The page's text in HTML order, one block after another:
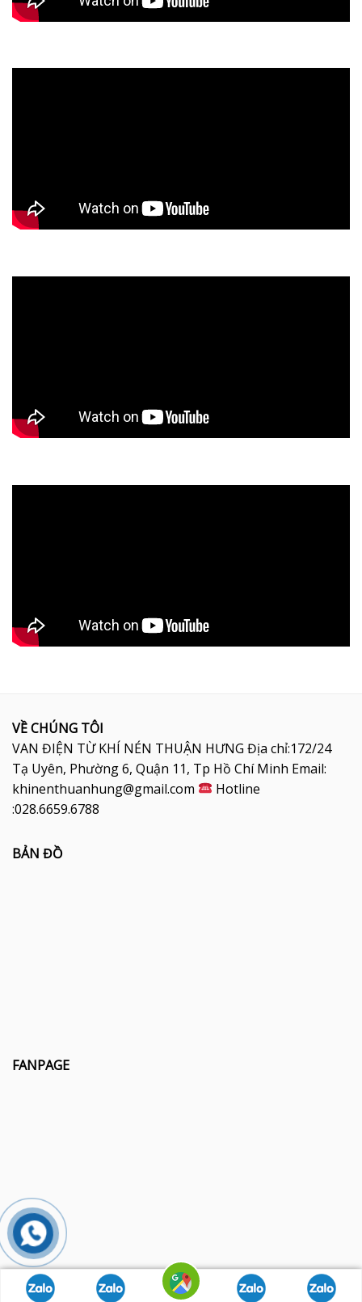
VỀ CHÚNG TÔI
VAN ĐIỆN TỪ KHÍ NÉN THUẬN HƯNG Địa chỉ:172/24
Tạ Uyên, Phường 6, Quận 11, Tp Hồ Chí Minh Email:
khinenthuanhung@gmail.com
Hotline
:028.6659.6788
BẢN ĐỒ
FANPAGE